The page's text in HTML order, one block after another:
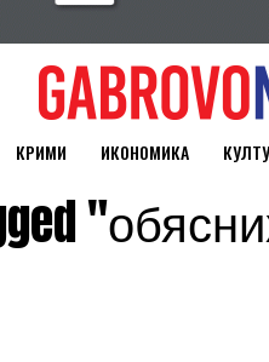
КРИМИ ИКОНОМИКА